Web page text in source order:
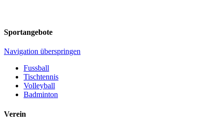
Sportangebote
Navigation überspringen
Fussball
Tischtennis
Volleyball
Badminton
Verein